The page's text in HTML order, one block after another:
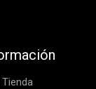
Tienda